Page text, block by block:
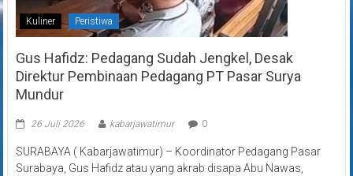
Kuliner Peristiwa
Gus Hafidz: Pedagang Sudah Jengkel, Desak
Direktur Pembinaan Pedagang PT Pasar Surya
Mundur
26 Juli 2026 kabarjawatimur 0
SURABAYA ( Kabarjawatimur) – Koordinator Pedagang Pasar
Surabaya, Gus Hafidz atau yang akrab disapa Abu Nawas,